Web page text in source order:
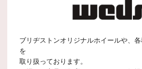
ブリヂストンオリジナルホイールや、
を
取り扱っております。